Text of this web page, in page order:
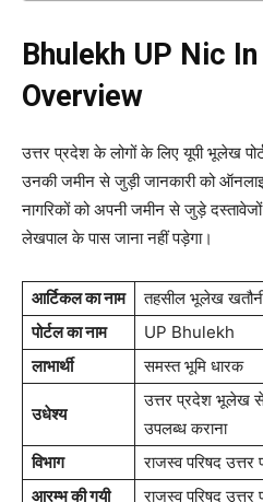
Bhulekh UP Nic
Overview
उत्तर प्रदेश के लोगों के लिए यूपी भूलेख
उनकी जमीन से जुड़ी जानकारी को
नागरिकों को अपनी जमीन से जुड़े
लेखपाल के पास जाना नहीं पड़ेगा।
आर्टिकल का नाम
तहसील भूलेख
पोर्टल का नाम
UP Bhulekh
लाभार्थी
समस्त भूमि धारक
उधेश्य
उत्तर प्रदेश भूलेख
उपलब्ध कराना
विभाग
राजस्व परिषद
आरम्भ की गयी
राजस्व परिषद उत्तर